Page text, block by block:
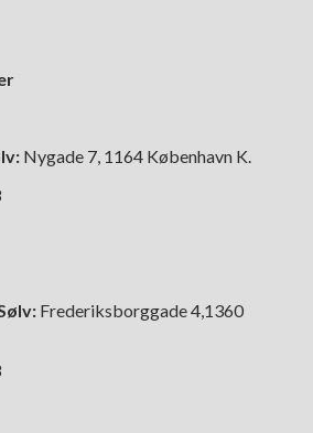
Nygade 7, 1164 København K.
Frederiksborggade 4,1360